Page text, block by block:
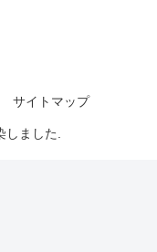
サイトマップ
ました.